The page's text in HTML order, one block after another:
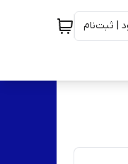
| ثبت‌نام